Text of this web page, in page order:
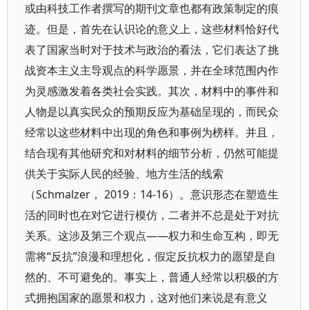
或由科技工作者撰写的期刊文章也都有政策制定的痕
迹。但是，首先在认识论的意义上，这些材料恰好代
表了国家当时对于技术与政治的看法，它们表达了挑
战资本主义主导观点的科学愿景，并在全球范围内作
为灵感激发着各类社会实践。其次，材料中的事件和
人物是以真实民众的预期反应为基础呈现的，而民众
经常以这些材料中出现的角色和事例为榜样。并且，
结合现有其他研究和对材料的细节分析，仍然可能提
供关于实际人民的经验、地方生活的线索
（Schmalzer， 2019：14-16）。意识形态在塑造生
活的同时也在对它进行模仿，二者并不总是处于对抗
关系。这涉及第三个观点——权力和生命互构，即无
需将“反抗”浪漫和理想化，假定反抗权力的愿望是自
然的、不可避免的。事实上，普通人经常以积极的方
式拥抱国家的愿景和权力，这对他们来说是有意义